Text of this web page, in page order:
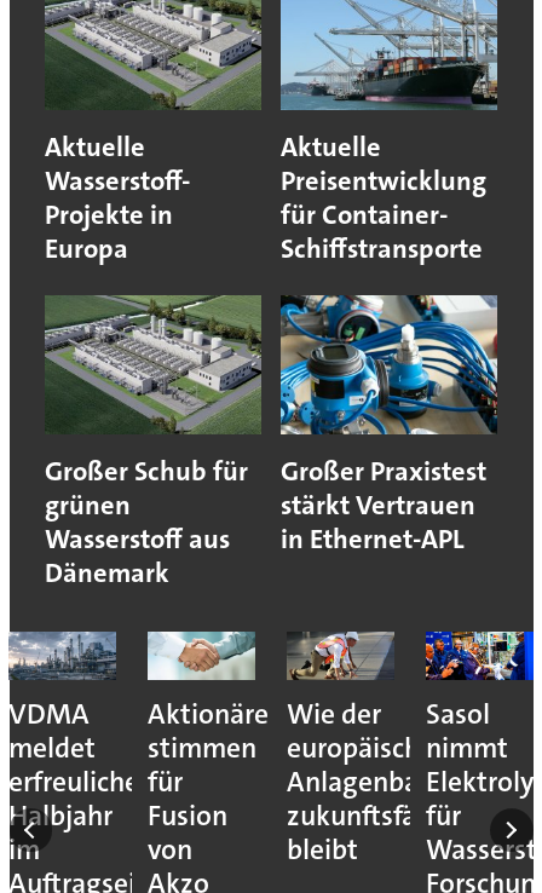
Aktuelle
Wasserstoff-
Projekte in
Europa
Aktuelle
Preisentwicklung
für Container-
Schiffstransporte
Großer Schub für
grünen
Wasserstoff aus
Dänemark
Großer Praxistest
stärkt Vertrauen
in Ethernet-APL
VDMA
meldet
erfreuliches
Halbjahr
im
Auftragseingang
Aktionäre
stimmen
für
Fusion
von
Akzo
Wie der
europäische
Anlagenbau
zukunftsfähig
bleibt
Sasol
nimmt
für